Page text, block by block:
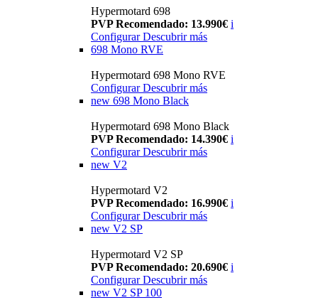
Hypermotard 698
PVP Recomendado: 13.990€ i
ConfigurarDescubrir más
698 Mono RVE
Hypermotard 698 Mono RVE
Configurar Descubrir más
new 698 Mono Black
Hypermotard 698 Mono Black
PVP Recomendado: 14.390€ i
Configurar Descubrir más
new V2
Hypermotard V2
PVP Recomendado: 16.990€ i
Configurar Descubrir más
new V2 SP
Hypermotard V2 SP
PVP Recomendado: 20.690€ i
Configurar Descubrir más
new V2 SP 100